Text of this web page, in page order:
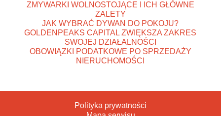
ZMYWARKI WOLNOSTOJĄCE I ICH GŁÓWNE
ZALETY
JAK WYBRAĆ DYWAN DO POKOJU?
GOLDENPEAKS CAPITAL ZWIĘKSZA ZAKRES
SWOJEJ DZIAŁALNOŚCI
OBOWIĄZKI PODATKOWE PO SPRZEDAŻY
NIERUCHOMOŚCI
Polityka prywatności